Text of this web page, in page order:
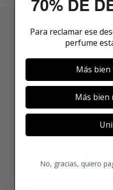
01
ENCUENTRA LO QUE
Explora más de 600
añade tus favoritas
box.
02
Elige tu favorito. Tu primer
Para reclamar ese
perfume
Más
Más bien
No, gracias, quiero